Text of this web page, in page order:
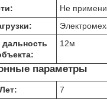
Не
12м
параметры
7